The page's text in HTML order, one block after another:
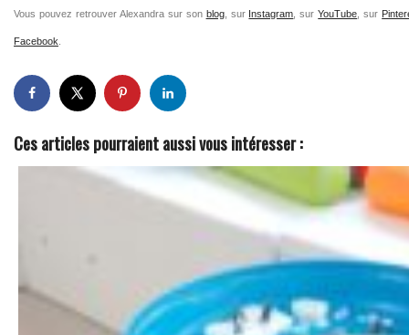
Vous pouvez retrouver Alexandra sur son blog, sur Instagram , surYouTube , sur
Facebook
Ces articles pourraient aussi vous intéresser :